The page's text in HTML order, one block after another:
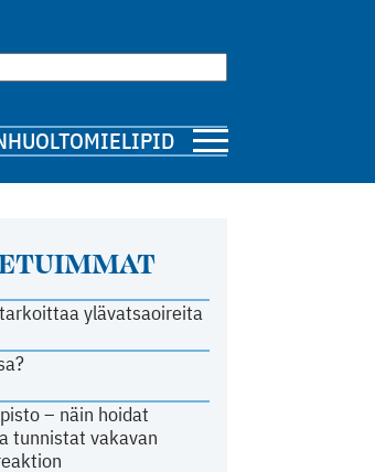
MIELIPIDE
ylävatsaoireita
– näin hoidat
tunnistat vakavan